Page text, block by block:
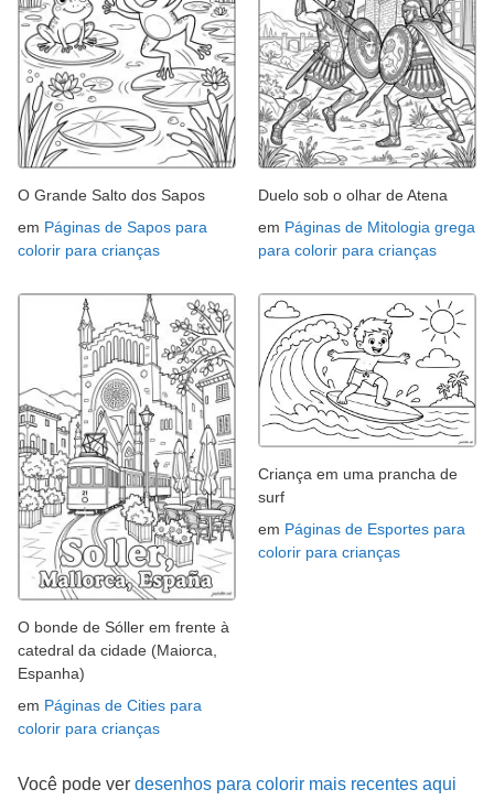
O Grande Salto dos Sapos
em Páginas de Sapos para
colorir para crianças
Duelo sob o olhar de Atena
em Páginas de Mitologia grega
para colorir para crianças
O bonde de Sóller em frente à
catedral da cidade (Maiorca,
Espanha)
em Páginas de Cities para
colorir para crianças
Criança em uma prancha de
surf
em Páginas de Esportes para
colorir para crianças
Você pode ver desenhos para colorir mais recentes aqui